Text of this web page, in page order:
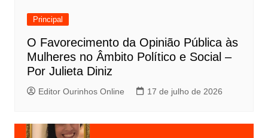
Principal
O Favorecimento da Opinião Pública às
Mulheres no Âmbito Político e Social –
Por Julieta Diniz
Editor Ourinhos Online 17 de julho de 2026